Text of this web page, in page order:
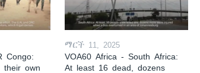
Congo:
their own
ማርች 11, 2025
VOA60 Africa - South Africa:
At least 16 dead, dozens